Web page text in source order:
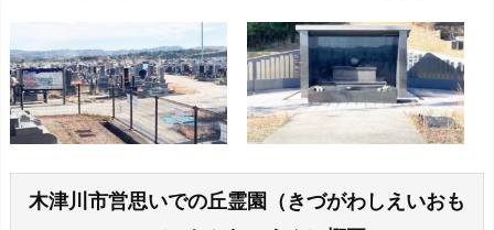
木津川市営思いでの丘霊園（きづがわしえいおも